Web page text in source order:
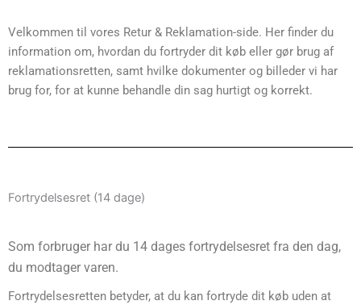
Velkommen til vores Retur & Reklamation-side. Her finder du
information om, hvordan du fortryder dit køb eller gør brug af
reklamationsretten, samt hvilke dokumenter og billeder vi har
brug for, for at kunne behandle din sag hurtigt og korrekt.
Fortrydelsesret (14 dage)
Som forbruger har du 14 dages fortrydelsesret fra den dag,
du modtager varen.
Fortrydelsesretten betyder, at du kan fortryde dit køb uden at